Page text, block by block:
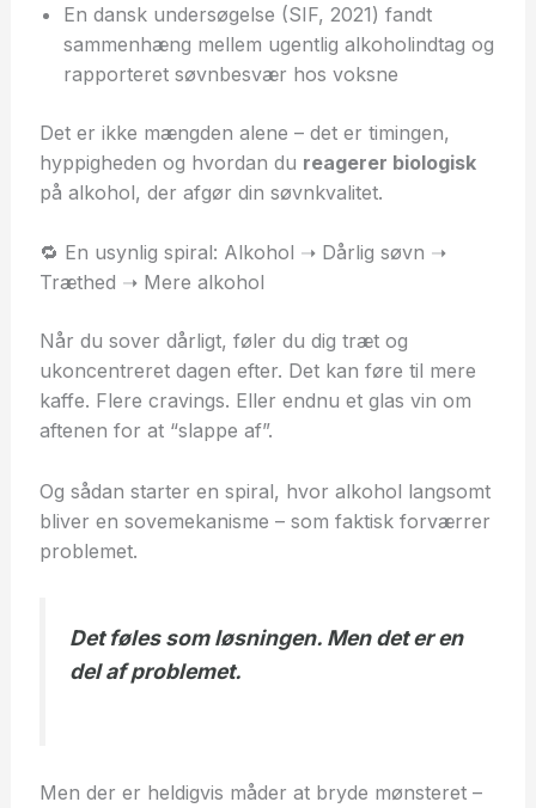
En dansk undersøgelse (SIF, 2021) fandt
sammenhæng mellem ugentlig alkoholindtag og
rapporteret søvnbesvær hos voksne
Det er ikke mængden alene – det er timingen,
hyppigheden og hvordan du reagerer biologisk
på alkohol, der afgør din søvnkvalitet.
🔁 En usynlig spiral: Alkohol ➝ Dårlig søvn ➝
Træthed ➝ Mere alkohol
Når du sover dårligt, føler du dig træt og
ukoncentreret dagen efter. Det kan føre til mere
kaffe. Flere cravings. Eller endnu et glas vin om
aftenen for at “slappe af”.
Og sådan starter en spiral, hvor alkohol langsomt
bliver en sovemekanisme – som faktisk forværrer
problemet.
Det føles som løsningen. Men det er en
del af problemet.
Men der er heldigvis måder at bryde mønsteret –